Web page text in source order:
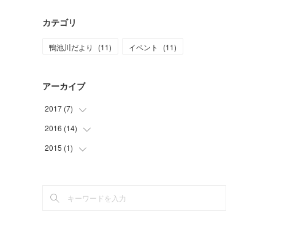
カテゴリ
鴨池川だより (11) イベント (11)
アーカイブ
2017 (7)
(1
(
)
2016 (14)
(
)
(
2015 (1)